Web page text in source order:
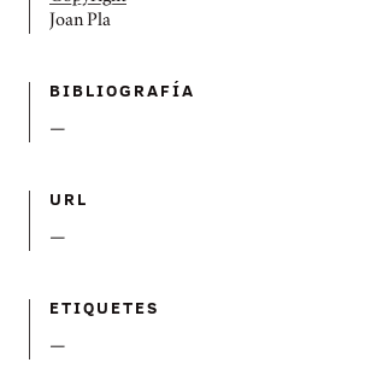
Joan Pla
BIBLIOGRAFÍ­A
—
URL
—
ETIQUETES
—